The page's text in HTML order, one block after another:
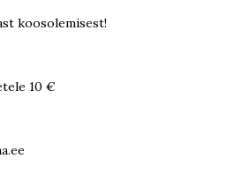
koosolemisest!
10 €